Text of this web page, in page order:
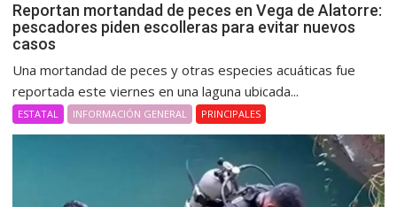
Reportan mortandad de peces en Vega de Alatorre:
pescadores piden escolleras para evitar nuevos
casos
Una mortandad de peces y otras especies acuáticas fue
reportada este viernes en una laguna ubicada...
ESTATAL INFORMACIÓN GENERAL PRINCIPALES